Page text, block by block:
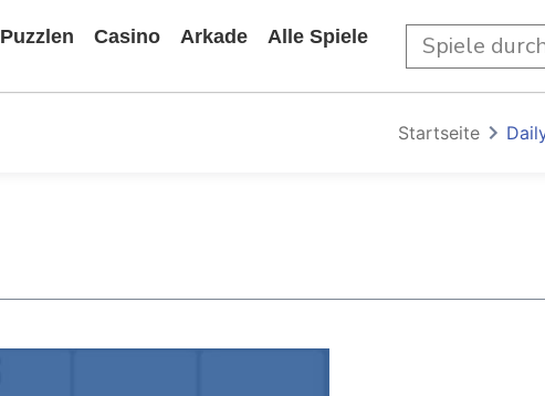
Puzzlen Casino Arkade Alle Spiele
Startseite